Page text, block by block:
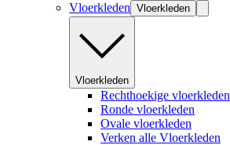
Vloerkleden Vloerkleden
Vloerkleden
Rechthoekige vloerkleden
Ronde vloerkleden
Ovale vloerkleden
Verken alle Vloerkleden